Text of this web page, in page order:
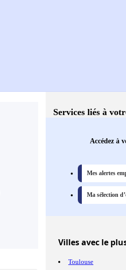
Services liés à
Accédez à
Mes alertes
Ma sélection
Villesavec le
Toulouse